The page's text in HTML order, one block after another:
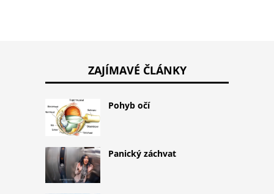
ZAJÍMAVÉ ČLÁNKY
Pohyb očí
Panický záchvat